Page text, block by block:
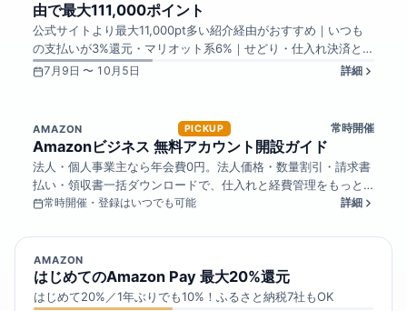
由で最大111,000ポイント
公式サイトより最大11,000pt多い紹介経由がおすすめ｜いつも
の支払いが3%還元・マリオット系6%｜せどり・仕入れ決済と相
性抜群
7月9日 〜 10月5日 詳細
AMAZON PICKUP 常時開催
Amazonビジネス 無料アカウント開設ガイド
法人・個人事業主なら年会費0円。法人価格・数量割引・請求書
払い・領収書一括ダウンロードで、仕入れと経費管理をもっと
効率的に
常時開催・登録はいつでも可能 詳細
AMAZON
はじめてのAmazon Pay 最大20%還元
はじめて20%／1年ぶりでも10%！ふるさと納税7社もOK